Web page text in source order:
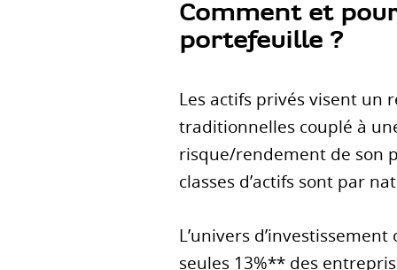
Comment et
portefeuille ?
Les actifs privés visent un
traditionnelles couplé à
risque/rendement de son
classes d’actifs sont par
L’univers
seules 13%** des